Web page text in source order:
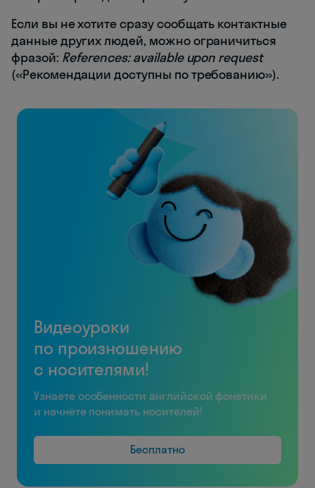
Если вы не хотите сразу сообщать контактные
данные других людей, можно ограничиться
фразой: References: available upon request
(«Рекомендации доступны по требованию»).
Видеоуроки
по произношению
с носителями!
Узнаете особенности английской фонетики
и начнёте понимать носителей!
Бесплатно